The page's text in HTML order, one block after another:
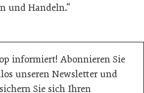
und Handeln.“
informiert! Abonnieren Sie
unseren Newsletter und
sichern Sie sich Ihren